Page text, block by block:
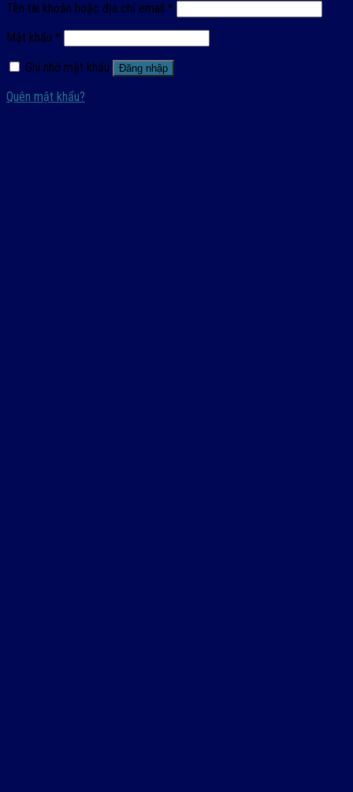
Tên tài khoản hoặc địa chỉ email *
Mật khẩu *
Ghi nhớ mật khẩu
Đăng nhập
Quên mật khẩu?